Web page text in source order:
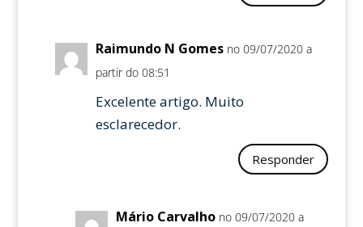
Raimundo N Gomes no 09/07/2020 a
partir do 08:51
Excelente artigo. Muito
esclarecedor.
Responder
Mário Carvalho no 09/07/2020 a